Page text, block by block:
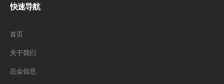
快速导航
首页
关于我们
总会信息